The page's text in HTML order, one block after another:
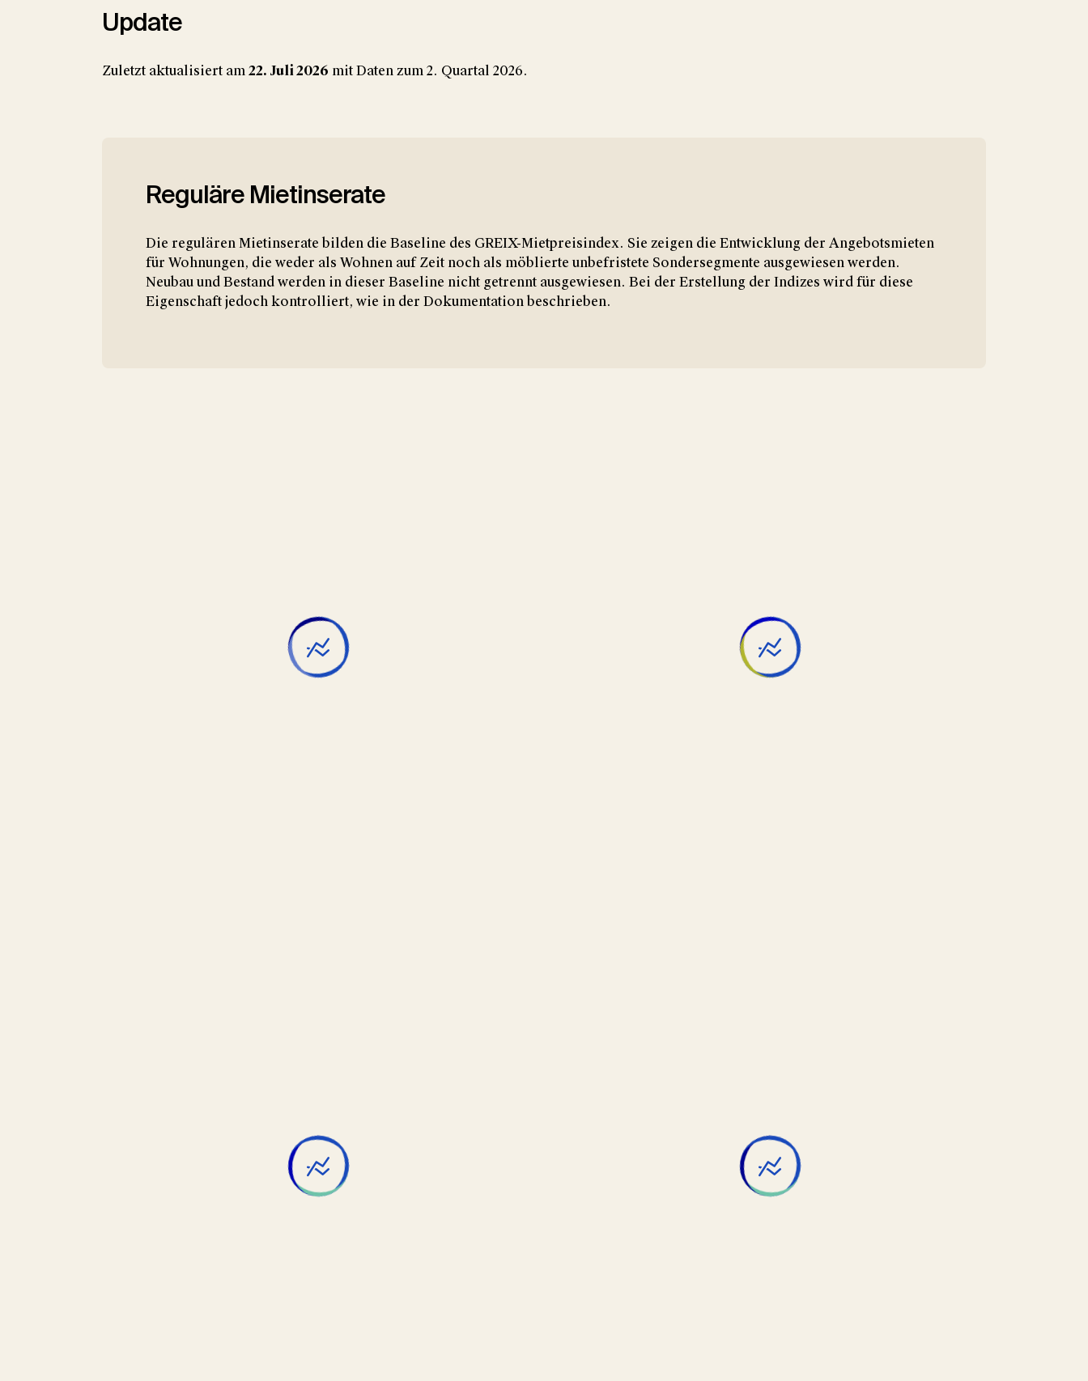
Update
Zuletzt aktualisiert am22. Juli 2026 mit Daten zum 2. Quartal 2026.
Reguläre Mietinserate
Die regulären Mietinserate bilden die Baseline des GREIX-Mietpreisindex. Sie zeigen die Entwicklung der Angebotsmieten
für Wohnungen, die weder als Wohnen auf Zeit noch als möblierte unbefristete Sondersegmente ausgewiesen werden.
Neubau und Bestand werden in dieser Baseline nicht getrennt ausgewiesen. Bei der Erstellung der Indizes wird für diese
Eigenschaft jedoch kontrolliert, wie in der Dokumentation beschrieben.